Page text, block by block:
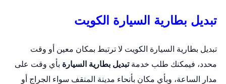
تبديل بطارية السيارة الكويت
تبديل بطارية السيارة الكويت لا ترتبط بمكان معين أو وقت
محدد، فيمكنك طلب خدمةتبديل بطارية السيارة بأي وقت على
مدار الساعة، وبأي مكان بأنحاء مدينة المنقف سواء الجراج أو